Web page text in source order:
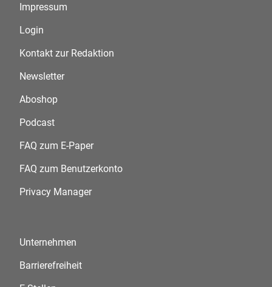
Impressum
Login
Kontakt zur Redaktion
Newsletter
Aboshop
Podcast
FAQ zum E-Paper
FAQ zum Benutzerkonto
Privacy Manager
Unternehmen
Barrierefreiheit